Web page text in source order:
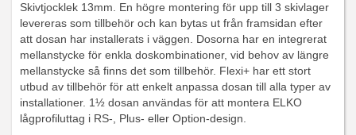
Skivtjocklek 13mm. En högre montering för upp till 3 skivlager
levereras som tillbehör och kan bytas ut från framsidan efter
att dosan har installerats i väggen. Dosorna har en integrerat
mellanstycke för enkla doskombinationer, vid behov av längre
mellanstycke så finns det som tillbehör. Flexi+ har ett stort
utbud av tillbehör för att enkelt anpassa dosan till alla typer av
installationer. 1½ dosan användas för att montera ELKO
lågprofiluttag i RS-, Plus- eller Option-design.